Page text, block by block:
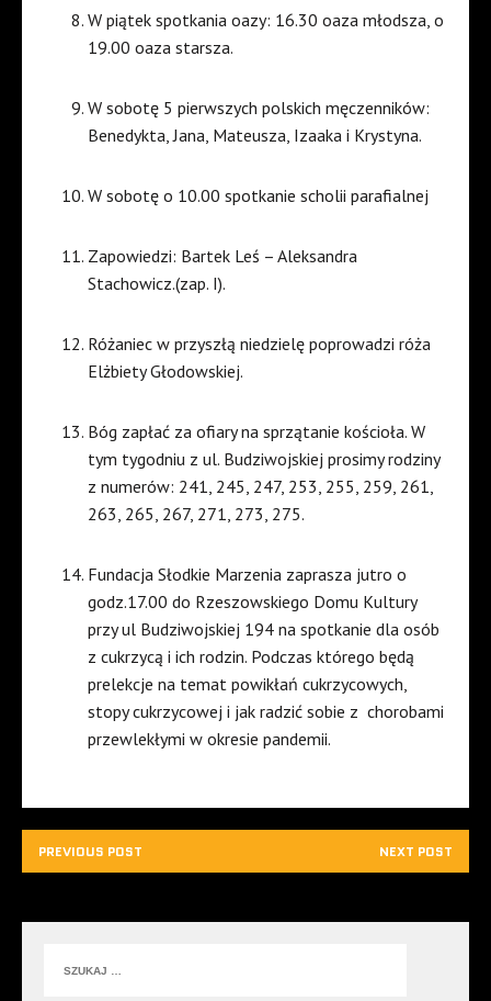
W piątek spotkania oazy: 16.30 oaza młodsza, o
19.00 oaza starsza.
W sobotę 5 pierwszych polskich męczenników:
Benedykta, Jana, Mateusza, Izaaka i Krystyna.
W sobotę o 10.00 spotkanie scholii parafialnej
Zapowiedzi: Bartek Leś – Aleksandra
Stachowicz.(zap. I).
Różaniec w przyszłą niedzielę poprowadzi róża
Elżbiety Głodowskiej.
Bóg zapłać za ofiary na sprzątanie kościoła. W
tym tygodniu z ul. Budziwojskiej prosimy rodziny
z numerów: 241, 245, 247, 253, 255, 259, 261,
263, 265, 267, 271, 273, 275.
Fundacja Słodkie Marzenia zaprasza jutro o
godz.17.00 do Rzeszowskiego Domu Kultury
przy ul Budziwojskiej 194 na spotkanie dla osób
z cukrzycą i ich rodzin. Podczas którego będą
prelekcje na temat powikłań cukrzycowych,
stopy cukrzycowej i jak radzić sobie z chorobami
przewlekłymi w okresie pandemii.
PREVIOUS POST NEXT POST